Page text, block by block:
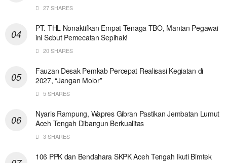
27 SHARES
PT. THL Nonaktifkan Empat Tenaga TBO, Mantan Pegawai
ini Sebut Pemecatan Sepihak!
20 SHARES
Fauzan Desak Pemkab Percepat Realisasi Kegiatan di
2027, “Jangan Molor”
5 SHARES
Nyaris Rampung, Wapres Gibran Pastikan Jembatan Lumut
Aceh Tengah Dibangun Berkualitas
3 SHARES
106 PPK dan Bendahara SKPK Aceh Tengah Ikuti Bimtek